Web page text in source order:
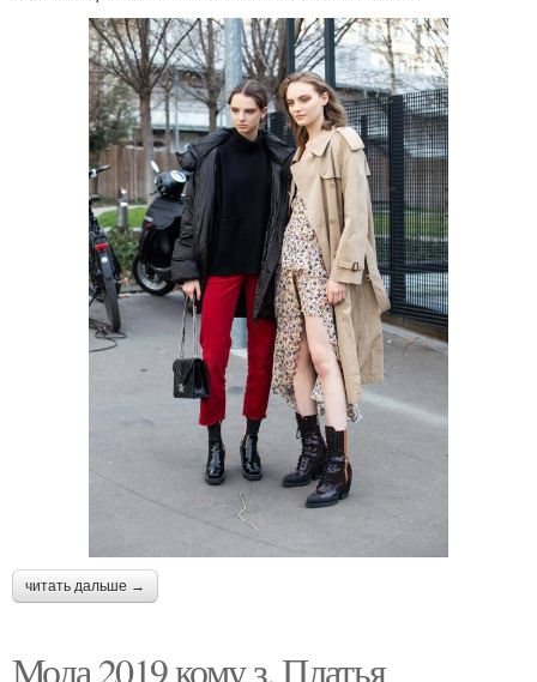
читать дальше →
Мода 2019 кому з. Платья